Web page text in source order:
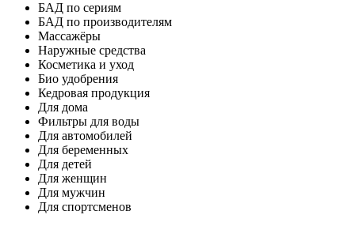
БАД по сериям
БАД по производителям
Массажёры
Наружные средства
Косметика и уход
Био удобрения
Кедровая продукция
Для дома
Фильтры для воды
Для автомобилей
Для беременных
Для детей
Для женщин
Для мужчин
Для спортсменов